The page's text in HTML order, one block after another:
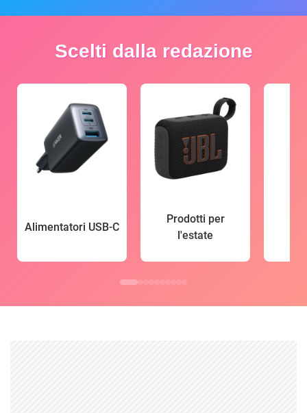
Scelti dalla redazione
Alimentatori USB-C
Prodotti per
l'estate